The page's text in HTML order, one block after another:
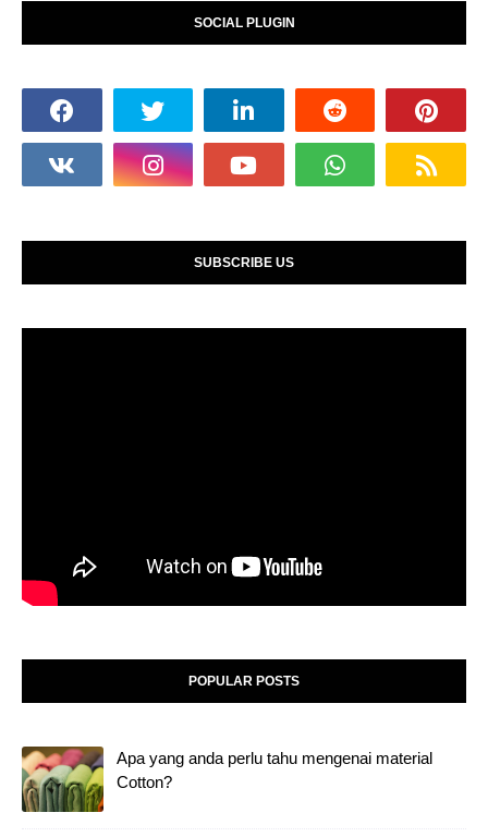
SOCIAL PLUGIN
SUBSCRIBE US
POPULAR POSTS
Apa yang anda perlu tahu mengenai material
Cotton?